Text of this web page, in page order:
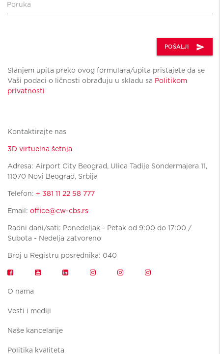
Poruka
POŠALJI send
Slanjem upita preko ovog formulara/upita pristajete da se
Vaši podaci o ličnosti obrađuju u skladu sa Politikom
privatnosti
Kontaktirajte nas
3D virtuelna šetnja
Adresa: Airport City Beograd, Ulica Tadije Sondermajera 11,
11070 Novi Beograd, Srbija
Telefon: + 381 11 22 58 777
Email: office@cw-cbs.rs
Radni dani/sati: Ponedeljak - Petak od 9:00 do 17:00 /
Subota - Nedelja zatvoreno
Broj u Registru posrednika: 040
O nama
Vesti i mediji
Naše kancelarije
Politika kvaliteta